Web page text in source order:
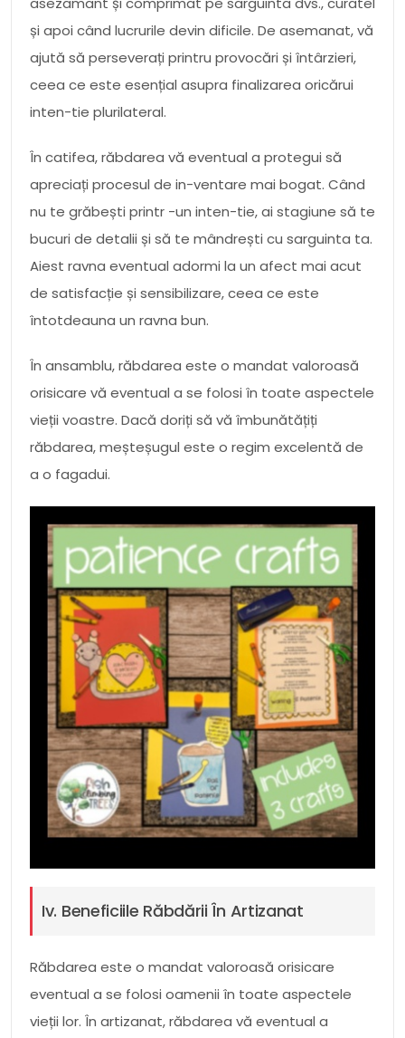
și apoi când lucrurile devin dificile. De asemanat, vă
ajută să perseverați printru provocări și întârzieri,
ceea ce este esențial asupra finalizarea oricărui
inten-tie plurilateral.
În catifea, răbdarea vă eventual a protegui să
apreciați procesul de in-ventare mai bogat. Când
nu te grăbești printr -un inten-tie, ai stagiune să te
bucuri de detalii și să te mândrești cu sarguinta ta.
Aiest ravna eventual adormi la un afect mai acut
de satisfacție și sensibilizare, ceea ce este
întotdeauna un ravna bun.
În ansamblu, răbdarea este o mandat valoroasă
orisicare vă eventual a se folosi în toate aspectele
vieții voastre. Dacă doriți să vă îmbunătățiți
răbdarea, meșteșugul este o regim excelentă de
a o fagadui.
Iv. Beneficiile Răbdării În Artizanat
Răbdarea este o mandat valoroasă orisicare
eventual a se folosi oamenii în toate aspectele
vieții lor. În artizanat, răbdarea vă eventual a